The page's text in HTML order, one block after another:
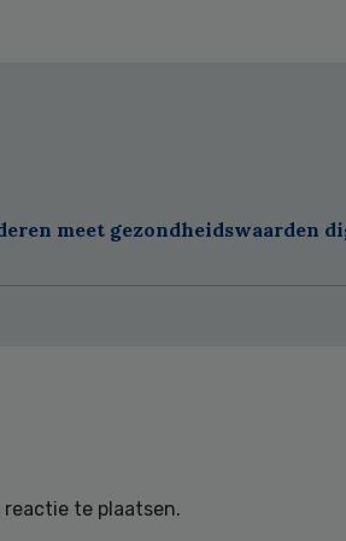
meet gezondheidswaarden
reactie te plaatsen.